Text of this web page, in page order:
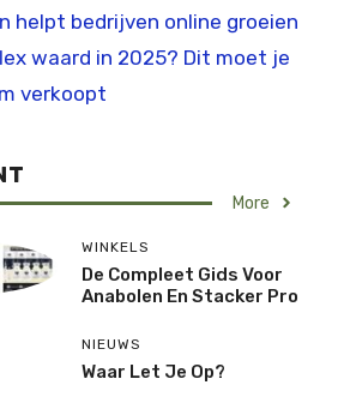
helpt bedrijven online groeien
waard in 2025? Dit moet je
verkoopt
More
WINKELS
De Compleet Gids Voor
Anabolen En Stacker Pro
NIEUWS
Waar Let Je Op?